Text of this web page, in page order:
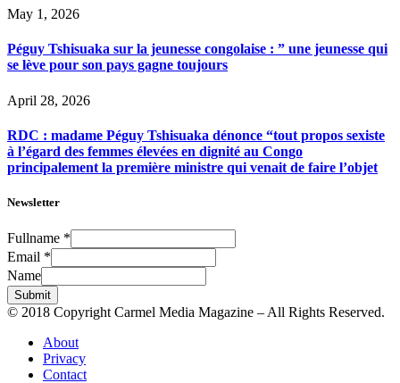
May 1, 2026
Péguy Tshisuaka sur la jeunesse congolaise : ” une jeunesse qui
se lève pour son pays gagne toujours
April 28, 2026
RDC : madame Péguy Tshisuaka dénonce “tout propos sexiste
à l’égard des femmes élevées en dignité au Congo
principalement la première ministre qui venait de faire l’objet
Newsletter
Fullname *
Email *
Name
Submit
© 2018 Copyright Carmel Media Magazine – All Rights Reserved.
About
Privacy
Contact